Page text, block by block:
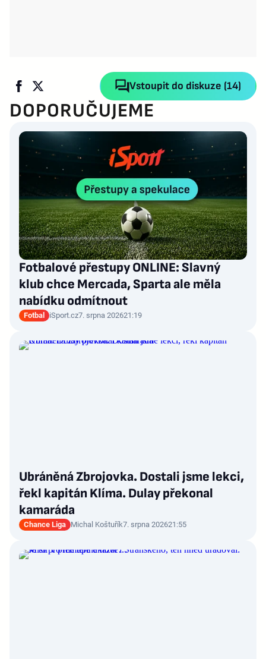
Vstoupit do diskuze (14)
DOPORUČUJEME
Fotbalové přestupy ONLINE: Slavný
klub chce Mercada, Sparta ale měla
nabídku odmítnout
Fotbal iSport.cz7. srpna 202621:19
Ubráněná Zbrojovka. Dostali jsme lekci,
řekl kapitán Klíma. Dulay překonal
kamaráda
Chance Liga Michal Koštuřík7. srpna 202621:55